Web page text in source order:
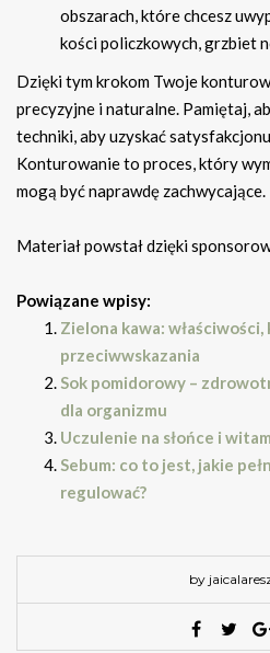
obszarach, które chcesz
kości policzkowych, grzbiet
Dzięki tym krokom Twoje
precyzyjne i naturalne. Pamiętaj,
techniki, aby uzyskać
Konturowanie to proces, który
mogą być naprawdę zachwycające.
Materiał powstał dzięki
Powiązane wpisy:
Zielona kawa:
przeciwwskazania
Sok pomidorowy –
dla organizmu
Uczulenie na słońce i
Sebum: co to jest, jakie
regulować?
by